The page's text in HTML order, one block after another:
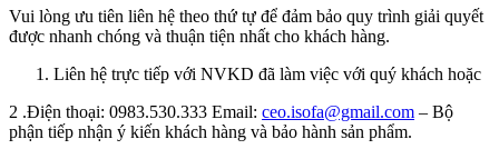
Vui lòng ưu tiên liên hệ theo thứ tự để đảm bảo quy trình giải quyết
được nhanh chóng và thuận tiện nhất cho khách hàng.
Liên hệ trực tiếp với NVKD đã làm việc với quý khách hoặc
2 .Điện thoại: 0983.530.333 Email: ceo.isofa@gmail.com – Bộ
phận tiếp nhận ý kiến khách hàng và bảo hành sản phẩm.